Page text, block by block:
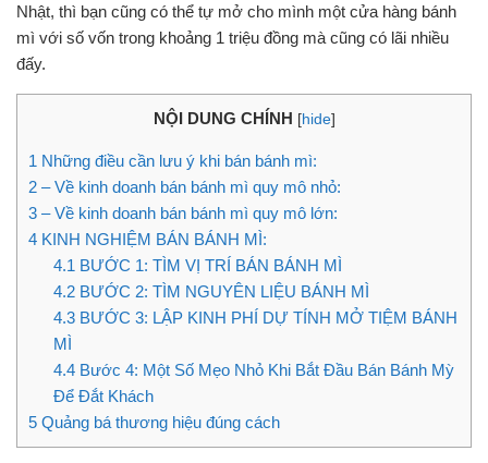
Nhật, thì bạn cũng có thể tự mở cho mình một cửa hàng bánh
mì với số vốn trong khoảng 1 triệu đồng mà cũng có lãi nhiều
đấy.
NỘI DUNG CHÍNH [hide]
1 Những điều cần lưu ý khi bán bánh mì:
2 – Về kinh doanh bán bánh mì quy mô nhỏ:
3 – Về kinh doanh bán bánh mì quy mô lớn:
4 KINH NGHIỆM BÁN BÁNH MÌ:
4.1 BƯỚC 1: TÌM VỊ TRÍ BÁN BÁNH MÌ
4.2BƯỚC 2: TÌM NGUYÊN LIỆU BÁNH MÌ
4.3BƯỚC 3: LẬP KINH PHÍ DỰ TÍNH MỞ TIỆM BÁNH
MÌ
4.4Bước 4: Một Số Mẹo Nhỏ Khi Bắt Đầu Bán Bánh Mỳ
Để Đắt Khách
5 Quảng bá thương hiệu đúng cách